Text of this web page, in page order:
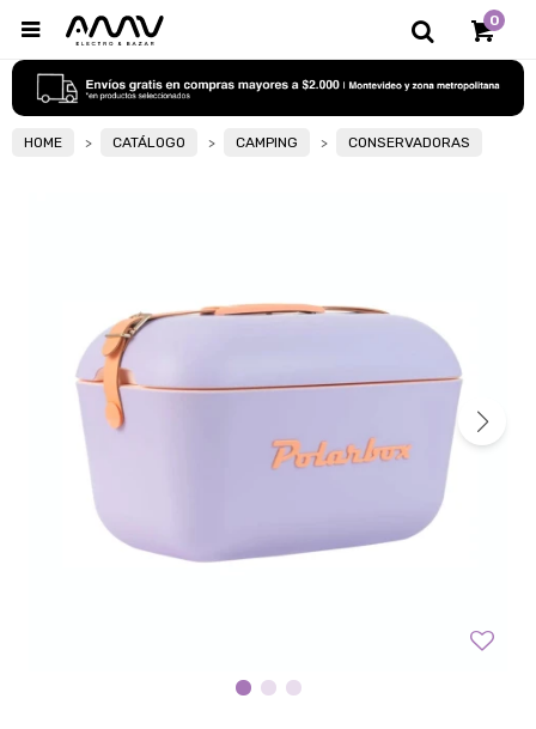
0

HOME CATÁLOGO CAMPING CONSERVADORAS